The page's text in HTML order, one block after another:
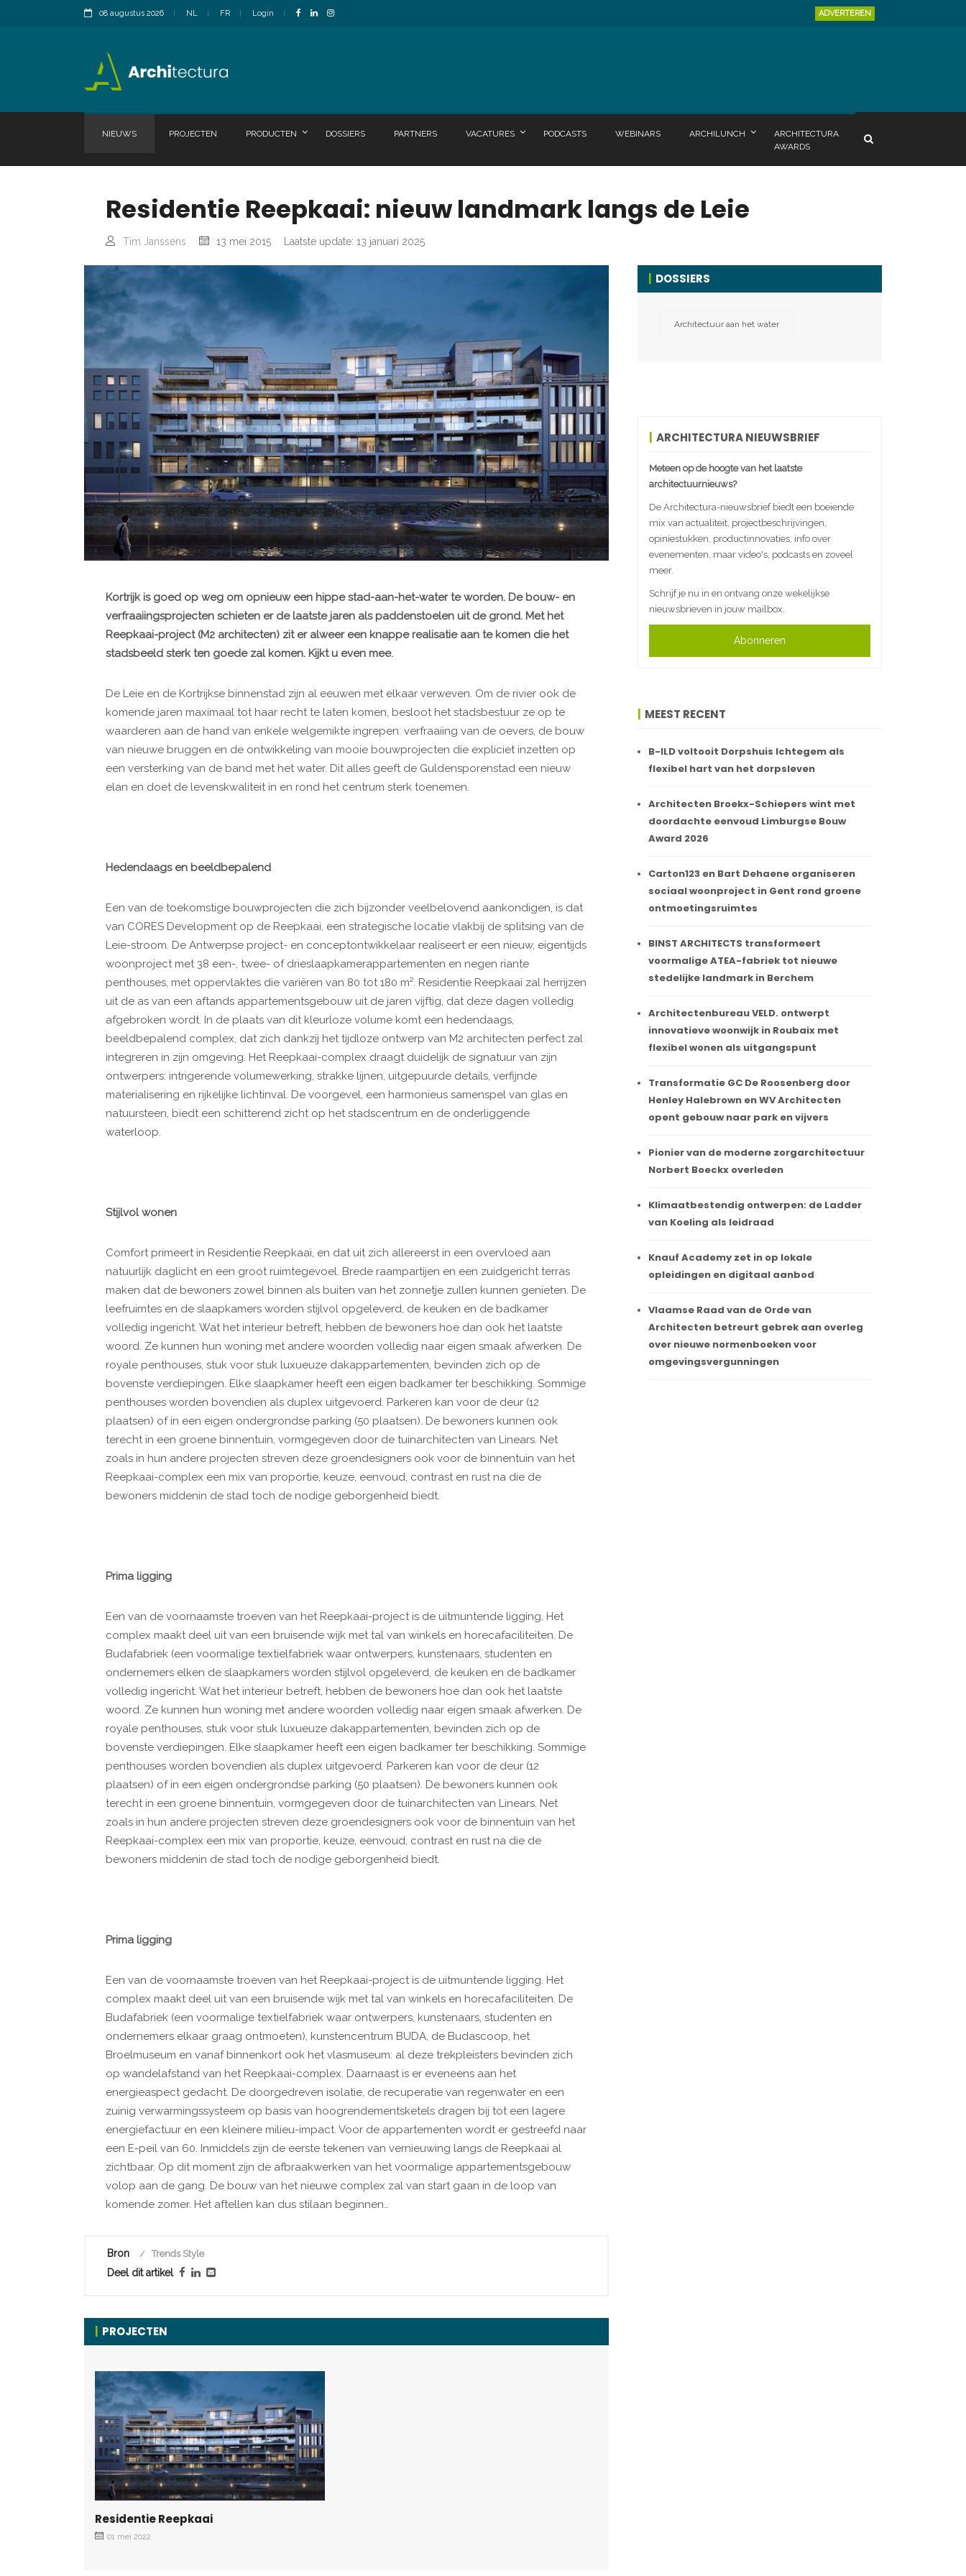
08 augustus 2026 NL FR Login ADVERTEREN
NIEUWS PROJECTEN PRODUCTEN DOSSIERS PARTNERS VACATURES PODCASTS WEBINARS ARCHILUNCH
ARCHITECTURA
AWARDS
Residentie Reepkaai: nieuw landmark langs de Leie
Tim Janssens 13 mei 2015 Laatste update: 13 januari 2025
Kortrijk is goed op weg om opnieuw een hippe stad-aan-het-water te worden. De bouw- en
verfraaiingsprojecten schieten er de laatste jaren als paddenstoelen uit de grond. Met het
Reepkaai-project (M2 architecten) zit er alweer een knappe realisatie aan te komen die het
stadsbeeld sterk ten goede zal komen. Kijkt u even mee.
De Leie en de Kortrijkse binnenstad zijn al eeuwen met elkaar verweven. Om de rivier ook de
komende jaren maximaal tot haar recht te laten komen, besloot het stadsbestuur ze op te
waarderen aan de hand van enkele welgemikte ingrepen: verfraaiing van de oevers, de bouw
van nieuwe bruggen en de ontwikkeling van mooie bouwprojecten die expliciet inzetten op
een versterking van de band met het water. Dit alles geeft de Guldensporenstad een nieuw
elan en doet de levenskwaliteit in en rond het centrum sterk toenemen.
Hedendaags en beeldbepalend
Een van de toekomstige bouwprojecten die zich bijzonder veelbelovend aankondigen, is dat
van CORES Development op de Reepkaai, een strategische locatie vlakbij de splitsing van de
Leie-stroom. De Antwerpse project- en conceptontwikkelaar realiseert er een nieuw, eigentijds
woonproject met 38 een-, twee- of drieslaapkamerappartementen en negen riante
penthouses, met oppervlaktes die variëren van 80 tot 180 m². Residentie Reepkaai zal herrijzen
uit de as van een aftands appartementsgebouw uit de jaren vijftig, dat deze dagen volledig
afgebroken wordt. In de plaats van dit kleurloze volume komt een hedendaags,
beeldbepalend complex, dat zich dankzij het tijdloze ontwerp van M2 architecten perfect zal
integreren in zijn omgeving. Het Reepkaai-complex draagt duidelijk de signatuur van zijn
ontwerpers: intrigerende volumewerking, strakke lijnen, uitgepuurde details, verfijnde
materialisering en rijkelijke lichtinval. De voorgevel, een harmonieus samenspel van glas en
natuursteen, biedt een schitterend zicht op het stadscentrum en de onderliggende
waterloop.
Stijlvol wonen
Comfort primeert in Residentie Reepkaai, en dat uit zich allereerst in een overvloed aan
natuurlijk daglicht en een groot ruimtegevoel. Brede raampartijen en een zuidgericht terras
maken dat de bewoners zowel binnen als buiten van het zonnetje zullen kunnen genieten. De
leefruimtes en de slaapkamers worden stijlvol opgeleverd, de keuken en de badkamer
volledig ingericht. Wat het interieur betreft, hebben de bewoners hoe dan ook het laatste
woord. Ze kunnen hun woning met andere woorden volledig naar eigen smaak afwerken. De
royale penthouses, stuk voor stuk luxueuze dakappartementen, bevinden zich op de
bovenste verdiepingen. Elke slaapkamer heeft een eigen badkamer ter beschikking. Sommige
penthouses worden bovendien als duplex uitgevoerd. Parkeren kan voor de deur (12
plaatsen) of in een eigen ondergrondse parking (50 plaatsen). De bewoners kunnen ook
terecht in een groene binnentuin, vormgegeven door de tuinarchitecten van Linears. Net
zoals in hun andere projecten streven deze groendesigners ook voor de binnentuin van het
Reepkaai-complex een mix van proportie, keuze, eenvoud, contrast en rust na die de
bewoners middenin de stad toch de nodige geborgenheid biedt.
Prima ligging
Een van de voornaamste troeven van het Reepkaai-project is de uitmuntende ligging. Het
complex maakt deel uit van een bruisende wijk met tal van winkels en horecafaciliteiten. De
Budafabriek (een voormalige textielfabriek waar ontwerpers, kunstenaars, studenten en
ondernemers elken de slaapkamers worden stijlvol opgeleverd, de keuken en de badkamer
volledig ingericht. Wat het interieur betreft, hebben de bewoners hoe dan ook het laatste
woord. Ze kunnen hun woning met andere woorden volledig naar eigen smaak afwerken. De
royale penthouses, stuk voor stuk luxueuze dakappartementen, bevinden zich op de
bovenste verdiepingen. Elke slaapkamer heeft een eigen badkamer ter beschikking. Sommige
penthouses worden bovendien als duplex uitgevoerd. Parkeren kan voor de deur (12
plaatsen) of in een eigen ondergrondse parking (50 plaatsen). De bewoners kunnen ook
terecht in een groene binnentuin, vormgegeven door de tuinarchitecten van Linears. Net
zoals in hun andere projecten streven deze groendesigners ook voor de binnentuin van het
Reepkaai-complex een mix van proportie, keuze, eenvoud, contrast en rust na die de
bewoners middenin de stad toch de nodige geborgenheid biedt.
Prima ligging
Een van de voornaamste troeven van het Reepkaai-project is de uitmuntende ligging. Het
complex maakt deel uit van een bruisende wijk met tal van winkels en horecafaciliteiten. De
Budafabriek (een voormalige textielfabriek waar ontwerpers, kunstenaars, studenten en
ondernemers elkaar graag ontmoeten), kunstencentrum BUDA, de Budascoop, het
Broelmuseum en vanaf binnenkort ook het vlasmuseum: al deze trekpleisters bevinden zich
op wandelafstand van het Reepkaai-complex. Daarnaast is er eveneens aan het
energieaspect gedacht. De doorgedreven isolatie, de recuperatie van regenwater en een
zuinig verwarmingssysteem op basis van hoogrendementsketels dragen bij tot een lagere
energiefactuur en een kleinere milieu-impact. Voor de appartementen wordt er gestreefd naar
een E-peil van 60. Inmiddels zijn de eerste tekenen van vernieuwing langs de Reepkaai al
zichtbaar. Op dit moment zijn de afbraakwerken van het voormalige appartementsgebouw
volop aan de gang. De bouw van het nieuwe complex zal van start gaan in de loop van
komende zomer. Het aftellen kan dus stilaan beginnen…
Bron Trends Style
Deel dit artikel
PROJECTEN
Residentie Reepkaai
01 mei 2022
DOSSIERS
Architectuur aan het water
ARCHITECTURA NIEUWSBRIEF
Meteen op de hoogte van het laatste
architectuurnieuws?
De Architectura-nieuwsbrief biedt een boeiende
mix van actualiteit, projectbeschrijvingen,
opiniestukken, productinnovaties, info over
evenementen, maar video's, podcasts en zoveel
meer.
Schrijf je nu in en ontvang onze wekelijkse
nieuwsbrieven in jouw mailbox.
Abonneren
MEEST RECENT
B-ILD voltooit Dorpshuis Ichtegem als
flexibel hart van het dorpsleven
Architecten Broekx-Schiepers wint met
doordachte eenvoud Limburgse Bouw
Award 2026
Carton123 en Bart Dehaene organiseren
sociaal woonproject in Gent rond groene
ontmoetingsruimtes
BINST ARCHITECTS transformeert
voormalige ATEA-fabriek tot nieuwe
stedelijke landmark in Berchem
Architectenbureau VELD. ontwerpt
innovatieve woonwijk in Roubaix met
flexibel wonen als uitgangspunt
Transformatie GC De Roosenberg door
Henley Halebrown en WV Architecten
opent gebouw naar park en vijvers
Pionier van de moderne zorgarchitectuur
Norbert Boeckx overleden
Klimaatbestendig ontwerpen: de Ladder
van Koeling als leidraad
Knauf Academy zet in op lokale
opleidingen en digitaal aanbod
Vlaamse Raad van de Orde van
Architecten betreurt gebrek aan overleg
over nieuwe normenboeken voor
omgevingsvergunningen